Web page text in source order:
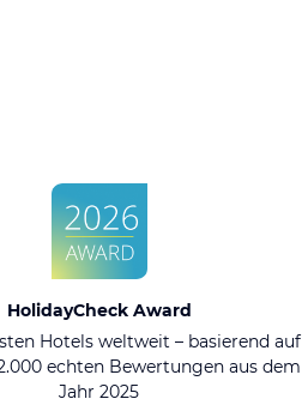
HolidayCheck Award
Hotels weltweit – basierend auf
echten Bewertungen aus dem
Jahr 2025